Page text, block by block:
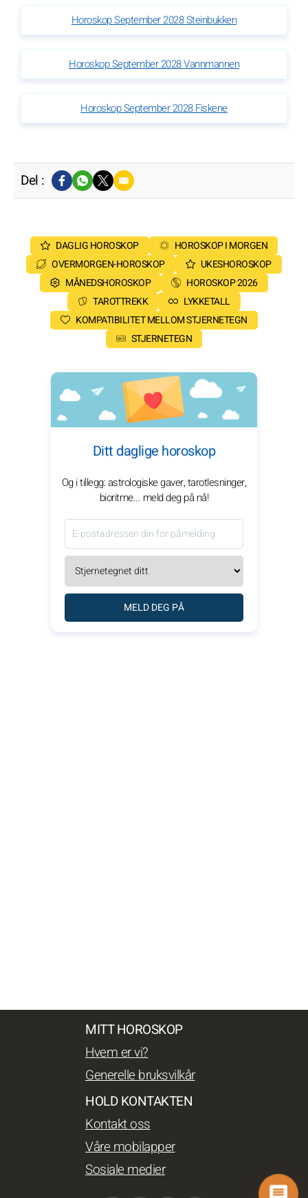
Horoskop September 2028 Steinbukken
Horoskop September 2028 Vannmannen
Horoskop September 2028 Fiskene
Del :
DAGLIG HOROSKOP
HOROSKOP I MORGEN
OVERMORGEN-HOROSKOP
UKESHOROSKOP
MÅNEDSHOROSKOP
HOROSKOP 2026
TAROTTREKK
LYKKETALL
KOMPATIBILITET MELLOM STJERNETEGN
STJERNETEGN
Ditt daglige horoskop
Og i tillegg: astrologiske gaver, tarotlesninger,
bioritme... meld deg på nå!
MELD DEG PÅ
MITT HOROSKOP
Hvem er vi?
Generelle bruksvilkår
HOLD KONTAKTEN
Kontakt oss
Våre mobilapper
Sosiale medier